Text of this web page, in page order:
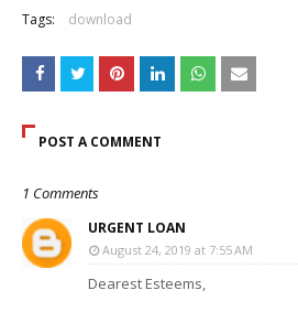
Tags: download
POST A COMMENT
1 Comments
URGENT LOAN
August 24, 2019 at 7:55 AM
Dearest Esteems,